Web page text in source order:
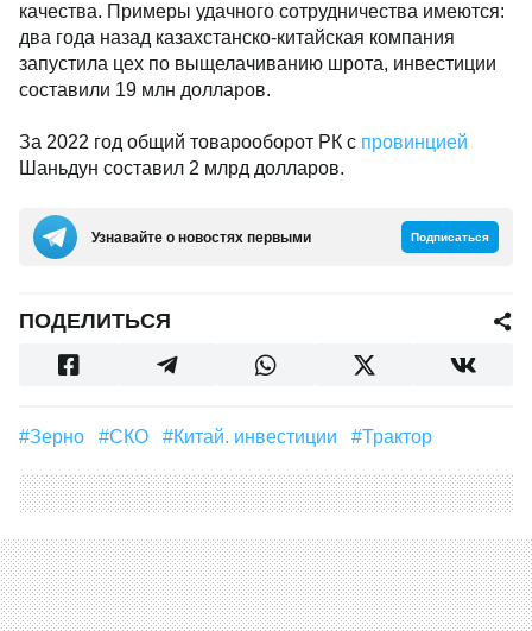
качества. Примеры удачного сотрудничества имеются:
два года назад казахстанско-китайская компания
запустила цех по выщелачиванию шрота, инвестиции
составили 19 млн долларов.
За 2022 год общий товарооборот РК с провинцией
Шаньдун составил 2 млрд долларов.
Узнавайте о новостях первыми Подписаться
ПОДЕЛИТЬСЯ
#зерно #СКО #Китай. инвестиции #Трактор